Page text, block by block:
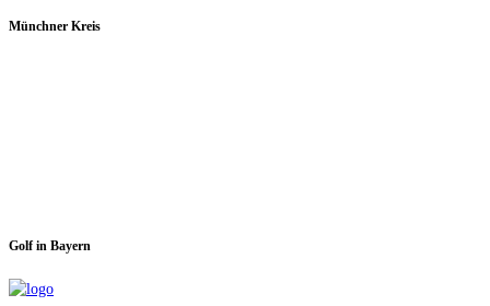
Münchner Kreis
Golf in Bayern